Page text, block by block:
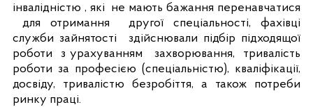
інвалідністю , які не мають бажання перенавчатися
для отримання
другої спеціальності, фахівці
служби зайнятості
здійснювали підбір підходящої
роботи
з урахуванням захворювання,
тривалість
роботи за професією (спеціальністю), кваліфікації,
досвіду, тривалістю безробіття, а також потреби
ринку праці.